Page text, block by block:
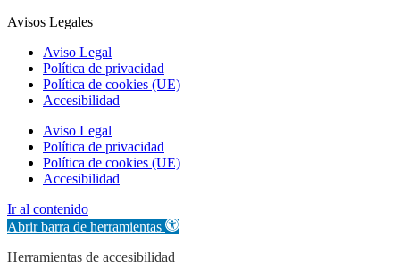
Avisos Legales
Aviso Legal
Política de privacidad
Política de cookies (UE)
Accesibilidad
Aviso Legal
Política de privacidad
Política de cookies (UE)
Accesibilidad
Ir al contenido
Abrir barra de herramientas
Herramientas de accesibilidad